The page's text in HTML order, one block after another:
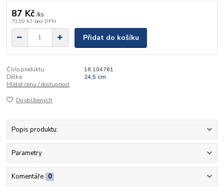
87 Kč /ks
71,90 Kč bez DPH
Přidat do košíku
Číslo produktu:
18.104761
Délka:
24,5 cm
Hlídat cenu / dostupnost
Do oblíbených
Popis produktu:
Parametry
Komentáře 0